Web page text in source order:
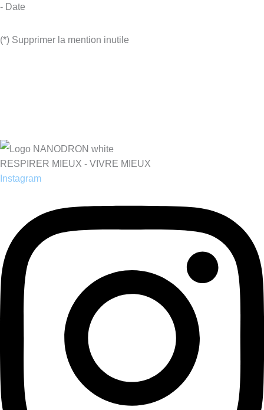
- Date
(*) Supprimer la mention inutile
RESPIRER MIEUX - VIVRE MIEUX
Instagram